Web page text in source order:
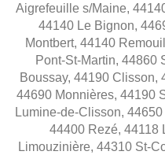
Aigrefeuille s/Maine,
44140 Le Bignon,
Montbert, 44140
Pont-St-Martin, 44860
Boussay, 44190 Clisson,
44690 Monnières, 44190
Lumine-de-Clisson,
44400 Rezé, 44118
Limouzinière, 44310 St-